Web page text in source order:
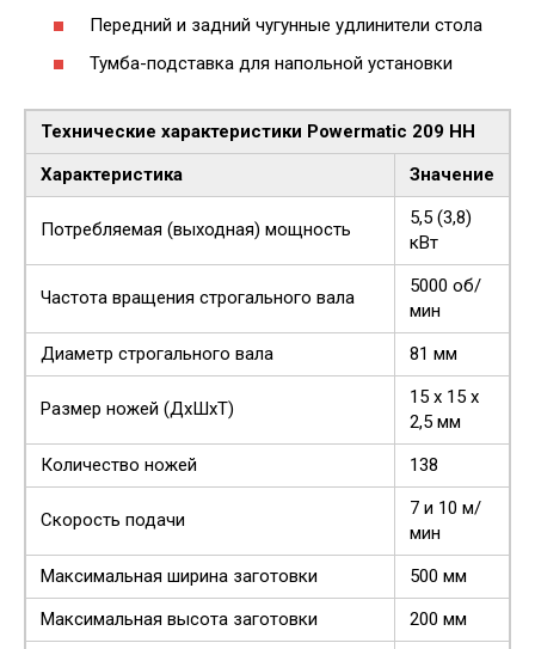
Передний и задний чугунные удлинители стола
Тумба-подставка для напольной установки
Технические характеристики Powermatic 209 HH
Характеристика
Значение
Потребляемая (выходная) мощность
5,5 (3,8)
кВт
Частота вращения строгального вала
5000 об/
мин
Диаметр строгального вала
81 мм
Размер ножей (ДхШхТ)
15 х 15 х
2,5 мм
Количество ножей
138
Скорость подачи
7 и 10 м/
мин
Максимальная ширина заготовки
500 мм
Максимальная высота заготовки
200 мм